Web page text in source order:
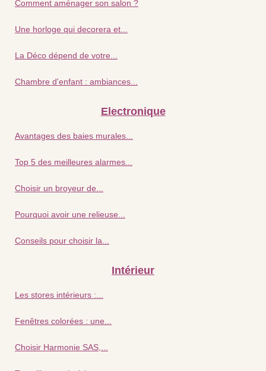
Comment aménager son salon ?
Une horloge qui decorera et...
La Déco dépend de votre...
Chambre d'enfant : ambiances...
Electronique
Avantages des baies murales...
Top 5 des meilleures alarmes...
Choisir un broyeur de...
Pourquoi avoir une relieuse...
Conseils pour choisir la...
Intérieur
Les stores intérieurs :...
Fenêtres colorées : une...
Choisir Harmonie SAS,...